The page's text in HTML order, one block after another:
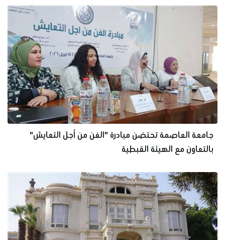
جامعة العاصمة تحتضن مبادرة "الفن من أجل التعايش"
بالتعاون مع الهيئة القبطية